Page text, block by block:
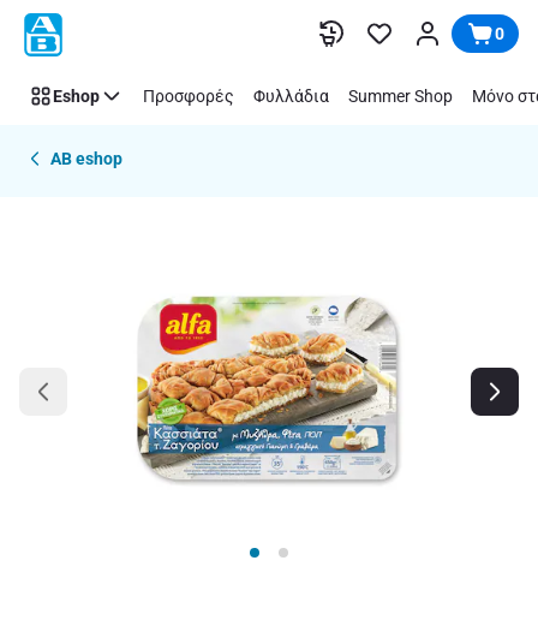
Παράλειψη 0
Eshop Προσφορές Φυλλάδια Summer Shop Μόνο
AB eshop